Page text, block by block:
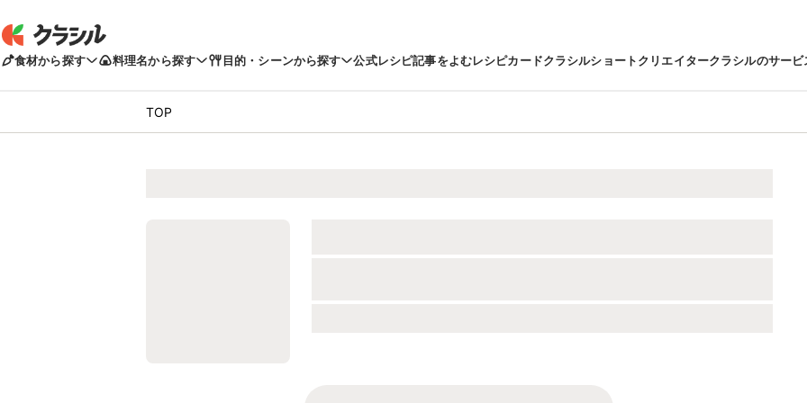
食材から探す 料理名から探す 目的・シーンから探す 公式レシピ記事をよむレシピカードクラシルショートクリエイタークラシルのサービ
TOP